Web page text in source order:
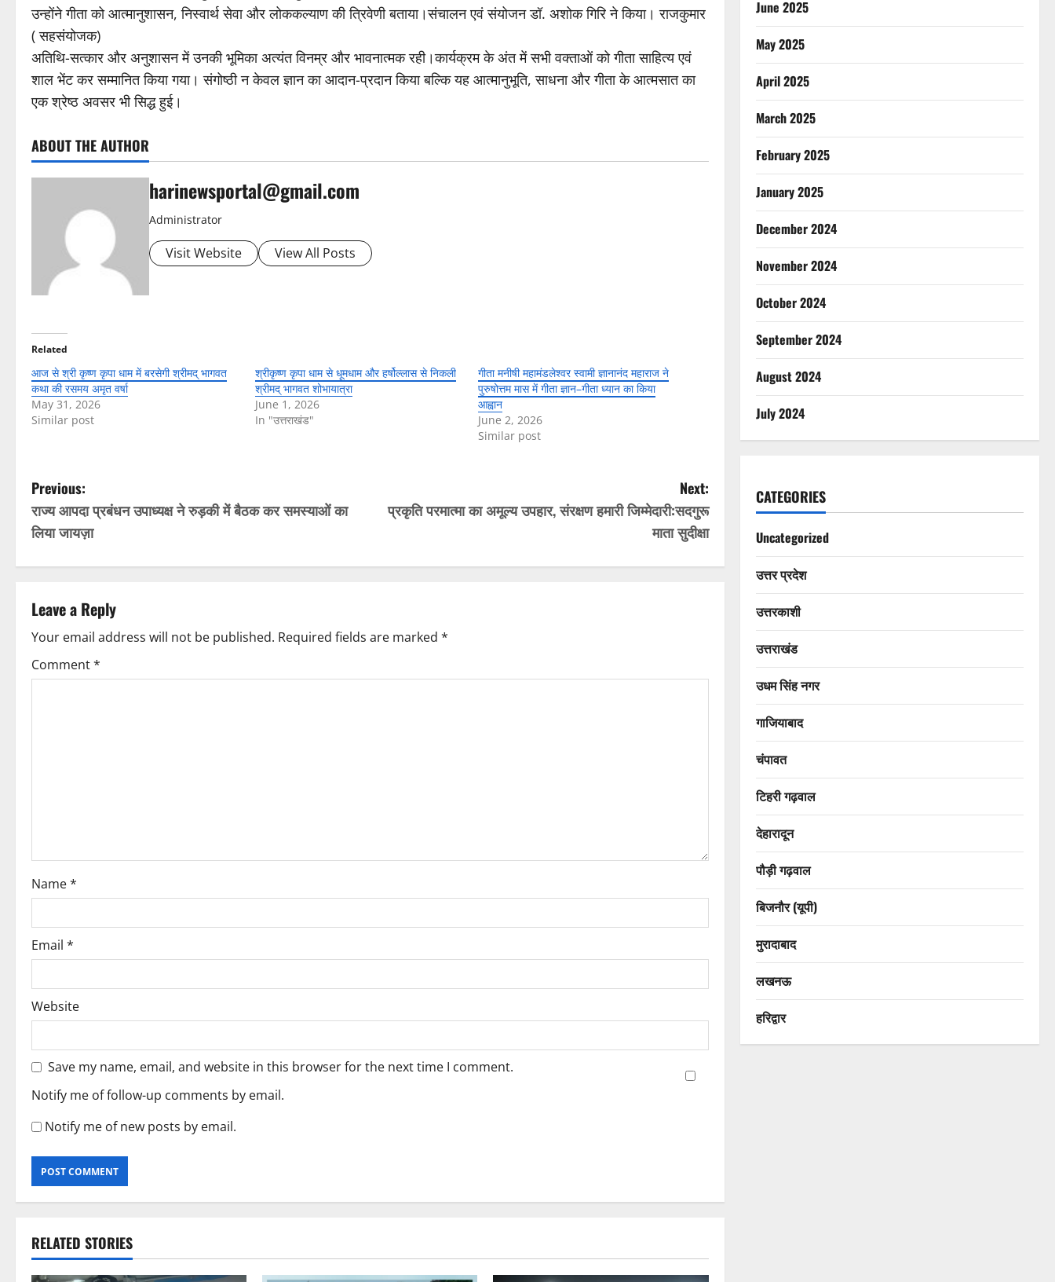
उन्होंने गीता को आत्मानुशासन, निस्वार्थ सेवा और लोककल्याण की त्रिवेणी बताया।संचालन एवं संयोजन डॉ. अशोक गिरि ने किया। राजकुमार
( सहसंयोजक)
अतिथि-सत्कार और अनुशासन में उनकी भूमिका अत्यंत विनम्र और भावनात्मक रही।कार्यक्रम के अंत में सभी वक्ताओं को गीता साहित्य एवं
शाल भेंट कर सम्मानित किया गया। संगोष्ठी न केवल ज्ञान का आदान-प्रदान किया बल्कि यह आत्मानुभूति, साधना और गीता के आत्मसात का
एक श्रेष्ठ अवसर भी सिद्ध हुई।
ABOUT THE AUTHOR
harinewsportal@gmail.com
Administrator
Visit Website View All Posts
Related
आज से श्री कृष्ण कृपा धाम में बरसेगी श्रीमद् भागवत
कथा की रसमय अमृत वर्षा
May 31, 2026
Similar post
श्रीकृष्ण कृपा धाम से धूमधाम और हर्षोल्लास से निकली
श्रीमद् भागवत शोभायात्रा
June 1, 2026
In "उत्तराखंड"
गीता मनीषी महामंडलेश्वर स्वामी ज्ञानानंद महाराज ने
पुरुषोत्तम मास में गीता ज्ञान–गीता ध्यान का किया
आह्वान
June 2, 2026
Similar post
P
o
s
n
a
v
i
o
n
Previous:
राज्य आपदा प्रबंधन उपाध्यक्ष ने रुड़की में बैठक कर समस्याओं का
लिया जायज़ा
Next:
प्रकृति परमात्मा का अमूल्य उपहार, संरक्षण हमारी जिम्मेदारी:सदगुरू
माता सुदीक्षा
Leave a Reply
Your email address will not be published. Required fields are marked *
Comment*
Name*
Email *
Website
Save my name, email, and website in this browser for the next time I comment.
Notify me of follow-up comments by email.
Notify me of new posts by email.
RELATED STORIES
June 2025
May 2025
April 2025
March 2025
February 2025
January 2025
December 2024
November 2024
October 2024
September 2024
August 2024
July 2024
CATEGORIES
Uncategorized
उत्तर प्रदेश
उत्तरकाशी
उत्तराखंड
उधम सिंह नगर
गाजियाबाद
चंपावत
टिहरी गढ़वाल
देहारादून
पौड़ी गढ़वाल
बिजनौर (यूपी)
मुरादाबाद
लखनऊ
हरिद्वार